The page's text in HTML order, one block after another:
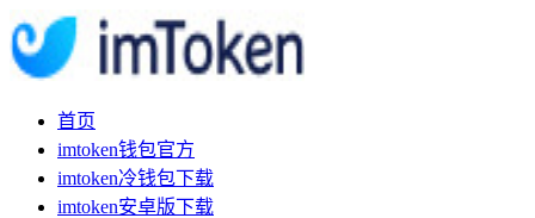
首页
imtoken钱包官方
imtoken冷钱包下载
imtoken安卓版下载